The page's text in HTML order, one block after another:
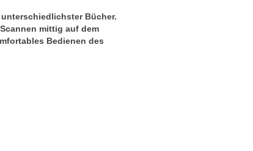
unterschiedlichster Bücher.
mittig auf dem
Bedienen des